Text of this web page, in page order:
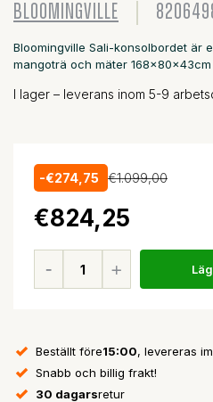
BLOOMINGVILLE
Bloomingville Sali-konsolbordet är
mangoträ och mäter 168x80x43cm
I lager – leverans inom 5-9
-€274,75 €1.099,00
€824,25
Beställt före15:00, levereras
Snabb och billig frakt!
30 dagarsretur